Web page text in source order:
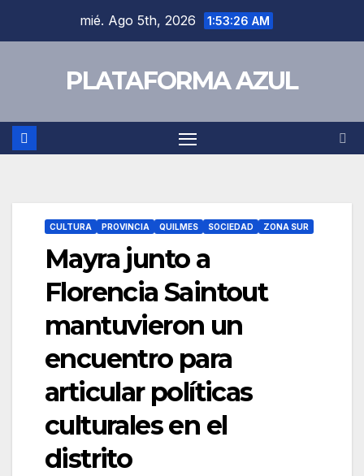
mié. Ago 5th, 2026 1:53:27 AM
PLATAFORMA AZUL
CULTURA PROVINCIA QUILMES SOCIEDAD ZONA SUR
Mayra junto a
Florencia Saintout
mantuvieron un
encuentro para
articular políticas
culturales en el
distrito